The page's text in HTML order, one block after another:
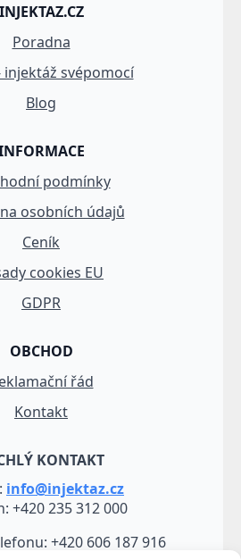
INJEKTAZ.CZ
Poradna
injektáž svépomocí
Blog
podmínky
osobních údajů
Ceník
cookies EU
GDPR
OBCHOD
řád
Kontakt
KONTAKT
info@injektaz.cz
+420 235 312 000
+420 606 187 916